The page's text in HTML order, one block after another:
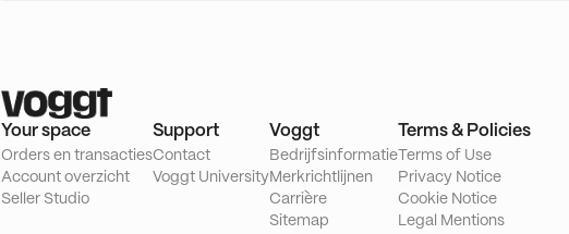
Your space
Orders en transacties
Account overzicht
Seller Studio
Support
Contact
Voggt University
Voggt
Bedrijfsinformatie
Merkrichtlijnen
Carrière
Sitemap
Terms & Policies
Terms of Use
Privacy Notice
Cookie Notice
Legal Mentions